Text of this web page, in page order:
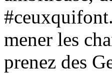
mener les
prenez des